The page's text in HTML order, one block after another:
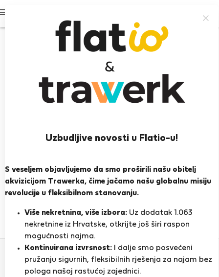
Uzbudljive novosti u Flatio-u!
S veseljem objavljujemo da smo proširili našu obitelj
akvizicijom Trawerka, čime jačamo našu globalnu misiju
revolucije u fleksibilnom stanovanju.
Više nekretnina, više izbora: Uz dodatak 1.063
nekretnine iz Hrvatske, otkrijte još širi raspon
mogućnosti najma.
Kontinuirana izvrsnost: I dalje smo posvećeni
pružanju sigurnih, fleksibilnih rješenja za najam bez
pologa našoj rastućoj zajednici.
Matthias B.
Balzan
PRIKAŽI ŽIVOTOPIS
Ocjena i reference
0
Ponude
1
Ocjena